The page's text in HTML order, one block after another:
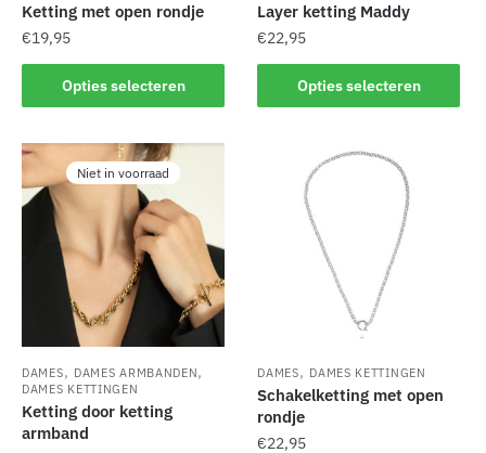
Ketting met open rondje
€19,95
Opties selecteren
product
meerdere
variaties.
Deze
optie
gekozen
worden
de
productpagina
Layer ketting Maddy
€22,95
Opties selecteren
product
meerdere
variaties.
de
productpagina
Niet in voorraad
DAMES, DAMES ARMBANDEN,
DAMES KETTINGEN
Ketting door ketting
armband
DAMES, DAMES KETTINGEN
Schakelketting met open
rondje
€22,95